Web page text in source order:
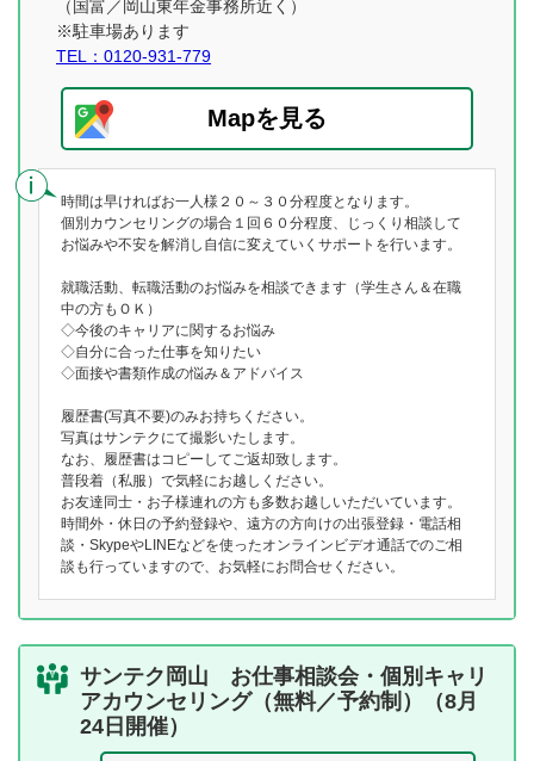
（国富／岡山東年金事務所近く）
※駐車場あります
TEL：0120-931-779
Mapを見る
時間は早ければお一人様２０～３０分程度となります。
個別カウンセリングの場合１回６０分程度、じっくり相談して
お悩みや不安を解消し自信に変えていくサポートを行います。
就職活動、転職活動のお悩みを相談できます（学生さん＆在職
中の方もＯＫ）
◇今後のキャリアに関するお悩み
◇自分に合った仕事を知りたい
◇面接や書類作成の悩み＆アドバイス
履歴書(写真不要)のみお持ちください。
写真はサンテクにて撮影いたします。
なお、履歴書はコピーしてご返却致します。
普段着（私服）で気軽にお越しください。
お友達同士・お子様連れの方も多数お越しいただいています。
時間外・休日の予約登録や、遠方の方向けの出張登録・電話相
談・SkypeやLINEなどを使ったオンラインビデオ通話でのご相
談も行っていますので、お気軽にお問合せください。
サンテク岡山 お仕事相談会・個別キャリ
アカウンセリング（無料／予約制）（8月
24日開催）